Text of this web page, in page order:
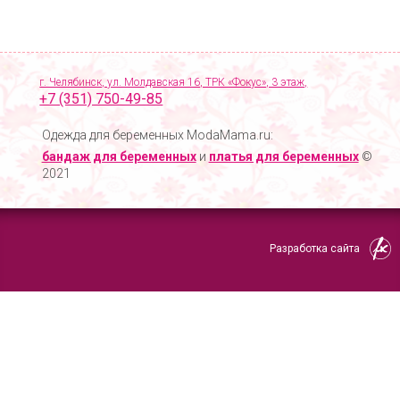
г. Челябинск, ул. Молдавская 16, ТРК «Фокус», 3 этаж,
+7 (351) 750-49-85
Одежда для беременных ModaMama.ru:
бандаж для беременныхи платья для беременных©
2021
Разработка сайта